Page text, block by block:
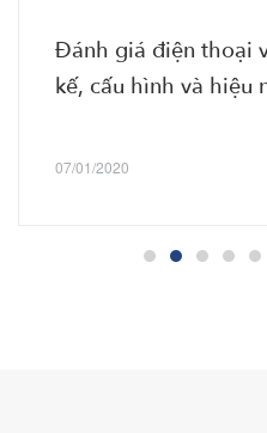
Đánh giá điện thoại
kế, cấu hình và hiệu
07/01/2020